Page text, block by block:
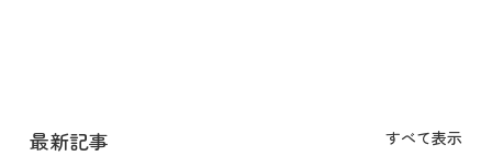
最新記事 すべて表示